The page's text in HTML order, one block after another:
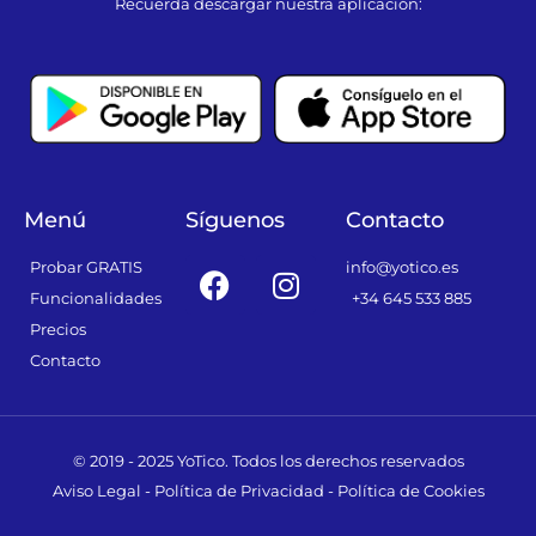
Menú
Probar GRATIS
Funcionalidades
Precios
Contacto
Síguenos
F
a
o
k
I
n
g
a
m
Contacto
info@yotico.es
+34 645 533 885
© 2019 - 2025 YoTico. Todos los derechos reservados
Aviso Legal - Política de Privacidad - Política de Cookies